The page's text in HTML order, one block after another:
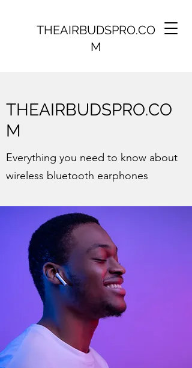
THEAIRBUDSPRO.CO
M
THEAIRBUDSPRO.CO
M
Everything you need to know about
wireless bluetooth earphones